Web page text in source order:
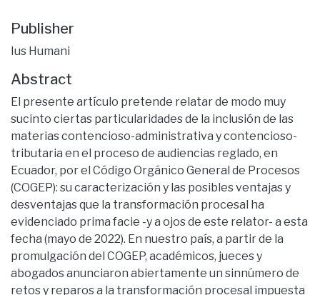
Publisher
Ius Humani
Abstract
El presente artículo pretende relatar de modo muy
sucinto ciertas particularidades de la inclusión de las
materias contencioso-administrativa y contencioso-
tributaria en el proceso de audiencias reglado, en
Ecuador, por el Código Orgánico General de Procesos
(COGEP): su caracterización y las posibles ventajas y
desventajas que la transformación procesal ha
evidenciado prima facie -y a ojos de este relator- a esta
fecha (mayo de 2022). En nuestro país, a partir de la
promulgación del COGEP, académicos, jueces y
abogados anunciaron abiertamente un sinnúmero de
retos y reparos a la transformación procesal impuesta